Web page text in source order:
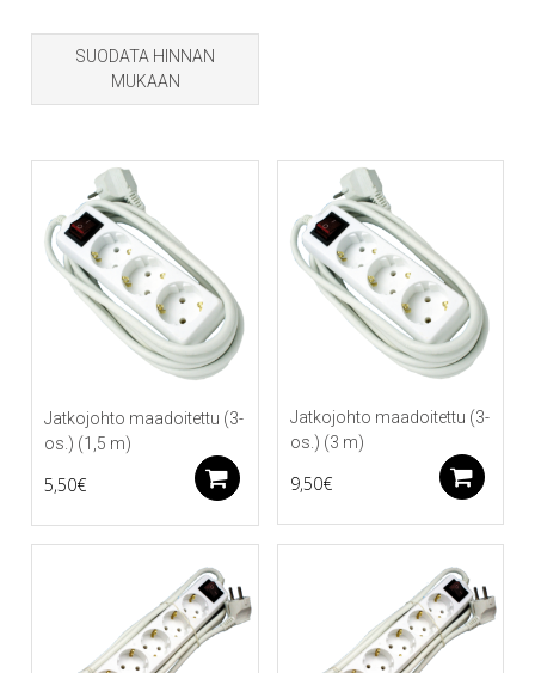
SUODATA HINNAN
MUKAAN
Jatkojohto maadoitettu (3-
os.) (1,5 m)
5,50€ Lisää ostoskoriin
Jatkojohto maadoitettu (3-
os.) (3 m)
9,50€